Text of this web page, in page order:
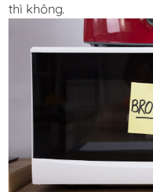
thì không.